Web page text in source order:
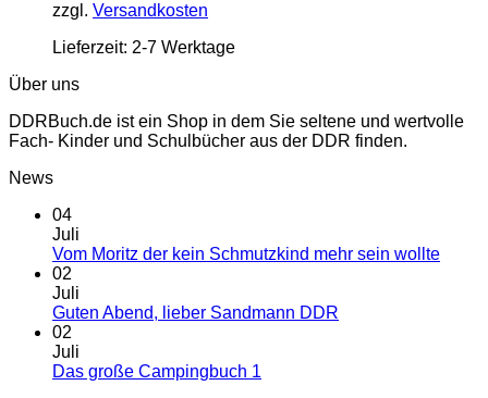
zzgl. Versandkosten
Lieferzeit: 2-7 Werktage
Über uns
DDRBuch.de ist ein Shop in dem Sie seltene und wertvolle
Fach- Kinder und Schulbücher aus der DDR finden.
News
04
Juli
Vom Moritz der kein Schmutzkind mehr sein wollte
02
Juli
Guten Abend, lieber Sandmann DDR
02
Juli
Das große Campingbuch 1